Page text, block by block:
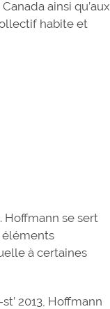
ainsi qu’aux
habite et
Hoffmann se sert
éléments
à certaines
2013, Hoffmann